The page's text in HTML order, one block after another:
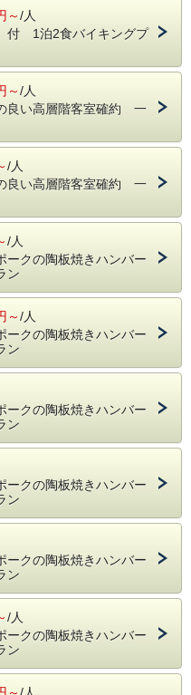
～/人
付 1泊2食バイキングプ
～/人
良い高層階客室確約 一
/人
良い高層階客室確約 一
/人
ークの陶板焼きハンバー
ン
～/人
ークの陶板焼きハンバー
ン
ークの陶板焼きハンバー
ン
ークの陶板焼きハンバー
ン
ークの陶板焼きハンバー
ン
/人
ークの陶板焼きハンバー
ン
～/人